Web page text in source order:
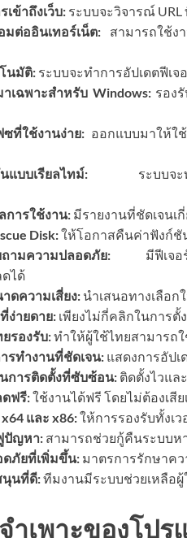
เข้าถึงเว็บ: ระบบจะวิจารณ์
มต่ออินเทอร์เน็ต: สามารถใช้ง
นมัติ: ระบบจะทำการอัปเดตฟีเ
เฉพาะสำหรับ Windows:รองรั
ซที่ใช้งานง่าย: ออกแบบมาให้ใ
แบบเรียลไทม์: ระบบจะทำกา
การใช้งาน: มีรายงานที่ชัดเจนเ
Disk:ให้โอกาสคืนค่าฟังก์ชั
ามความปลอดภัย: มีฟีเจอร์ที่
ได้
ดความเสี่ยง: นำเสนอทางเลือ
ง่ายดาย: เพียงไม่กี่คลิกในการตั้
รองรับ:ทำให้ผู้ใช้ไทยสามารถ
รทำงานที่ชัดเจน: แสดงการอัป
การติดตั้งที่ซับซ้อน: ติดตั้งไวแล
ฟรี:ใช้งานได้ฟรี โดยไม่ต้องเสี
และ x86:ให้การรองรับทั้งเ
ปัญหา: สามารถช่วยกู้คืนระบบ
ภัยที่เพิ่มขึ้น: มาตรการรักษาค
นุนที่ดี:ทีมงานมีระบบช่วยเหลือ
ำเพาะของโปร